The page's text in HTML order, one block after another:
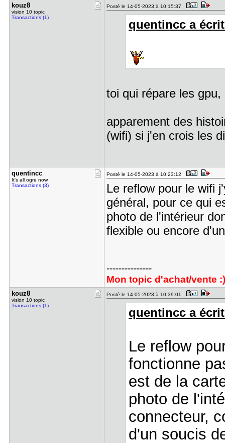
kouz8
vision 10 topic
Transactions (1)
Posté le 14-05-2023 à 10:15:37
quentincc a
toi qui répare les
apparement des
(wifi) si j'en crois les
quentincc
It's all ogre now
Transactions (3)
Posté le 14-05-2023 à 10:23:12
Le reflow pour le wifi
général, pour ce qui
photo de l'intérieur
flexible ou encore
---------------
Mon topic d'achat/vente :)
kouz8
vision 10 topic
Transactions (1)
Posté le 14-05-2023 à 10:39:01
quentincc a
Le reflow
fonctionne
est de la
photo de
connecteur,
d'un soucis